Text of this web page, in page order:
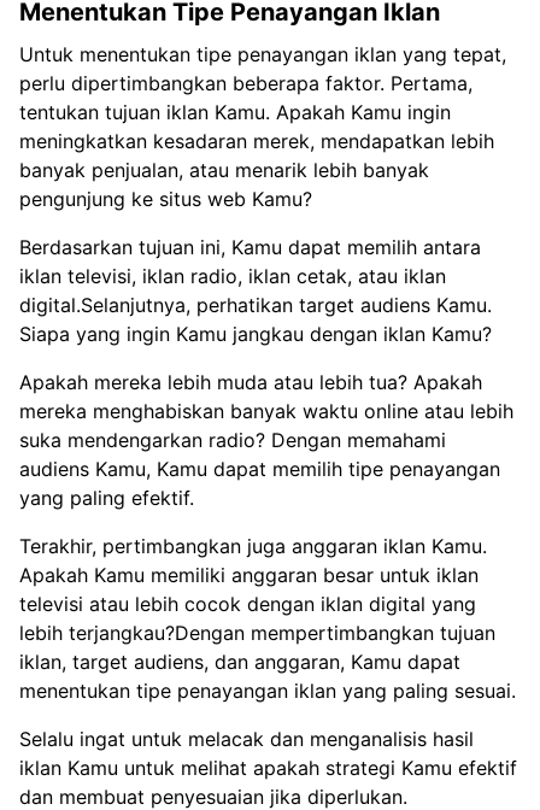
Menentukan Tipe Penayangan Iklan
Untuk menentukan tipe penayangan iklan yang tepat,
perlu dipertimbangkan beberapa faktor. Pertama,
tentukan tujuan iklan Kamu. Apakah Kamu ingin
meningkatkan kesadaran merek, mendapatkan lebih
banyak penjualan, atau menarik lebih banyak
pengunjung ke situs web Kamu?
Berdasarkan tujuan ini, Kamu dapat memilih antara
iklan televisi, iklan radio, iklan cetak, atau iklan
digital.Selanjutnya, perhatikan target audiens Kamu.
Siapa yang ingin Kamu jangkau dengan iklan Kamu?
Apakah mereka lebih muda atau lebih tua? Apakah
mereka menghabiskan banyak waktu online atau lebih
suka mendengarkan radio? Dengan memahami
audiens Kamu, Kamu dapat memilih tipe penayangan
yang paling efektif.
Terakhir, pertimbangkan juga anggaran iklan Kamu.
Apakah Kamu memiliki anggaran besar untuk iklan
televisi atau lebih cocok dengan iklan digital yang
lebih terjangkau?Dengan mempertimbangkan tujuan
iklan, target audiens, dan anggaran, Kamu dapat
menentukan tipe penayangan iklan yang paling sesuai.
Selalu ingat untuk melacak dan menganalisis hasil
iklan Kamu untuk melihat apakah strategi Kamu efektif
dan membuat penyesuaian jika diperlukan.